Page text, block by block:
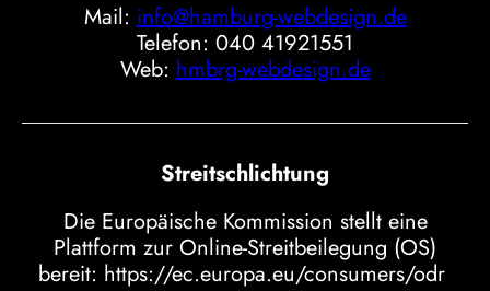
Mail:info@hamburg-webdesign.de
Telefon: 040 41921551
Web:hmbrg-webdesign.de
Streitschlichtung
Die Europäische Kommission stellt eine
Plattform zur Online-Streitbeilegung (OS)
bereit: https://ec.europa.eu/consumers/odr ​